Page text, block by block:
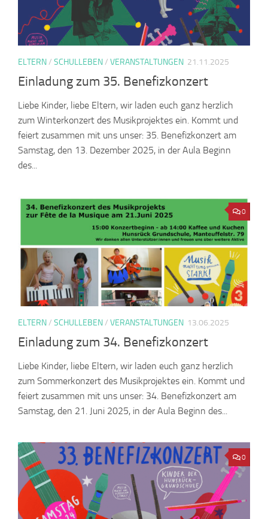
ELTERN/ SCHULLEBEN/ VERANSTALTUNGEN 21.11.2025
Einladung zum 35. Benefizkonzert
Liebe Kinder, liebe Eltern, wir laden euch ganz herzlich
zum Winterkonzert des Musikprojektes ein. Kommt und
feiert zusammen mit uns unser: 35. Benefizkonzert am
Samstag, den 13. Dezember 2025, in der Aula Beginn
des...
0
ELTERN/ SCHULLEBEN/ VERANSTALTUNGEN 13.06.2025
Einladung zum 34. Benefizkonzert
Liebe Kinder, liebe Eltern, wir laden euch ganz herzlich
zum Sommerkonzert des Musikprojektes ein. Kommt und
feiert zusammen mit uns unser: 34. Benefizkonzert am
Samstag, den 21. Juni 2025, in der Aula Beginn des...
0